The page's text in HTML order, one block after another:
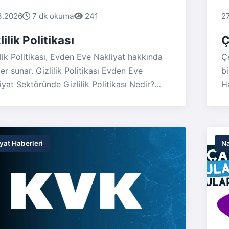
Her maddede kriter hakkında kısa
ve puanlama sistemi yer almaktadır.
kendi denetiminizi yapabilir, hizmet
7 dk okuma 241
Politikası
Politikası, Evden Eve Nakliyat hakkında
sunar. Gizlilik Politikası Evden Eve
Sektöründe Gizlilik Politikası Nedir?
Haberleri